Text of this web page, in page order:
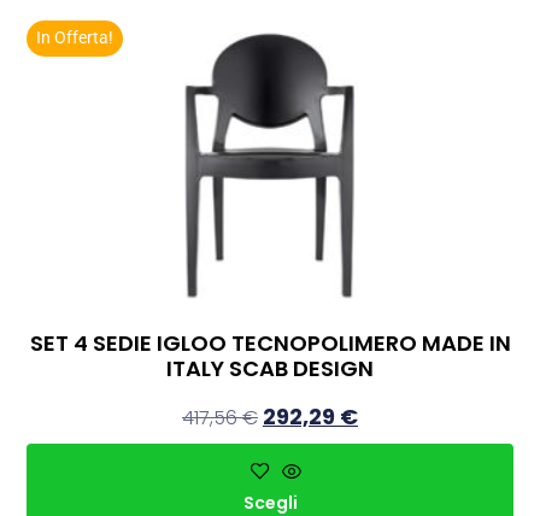
In Offerta!
SET 4 SEDIE IGLOO TECNOPOLIMERO MADE IN
ITALY SCAB DESIGN
417,56€ 292,29 €
Scegli